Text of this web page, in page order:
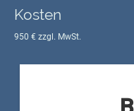
Kosten
950 € zzgl. MwSt.